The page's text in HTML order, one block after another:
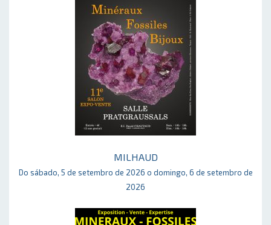
MILHAUD
Do sábado, 5 de setembro de 2026 o domingo, 6 de setembro de
2026